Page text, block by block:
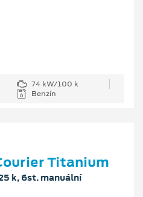
74 kW/100 k
Benzín
Titanium
k, 6st. manuální